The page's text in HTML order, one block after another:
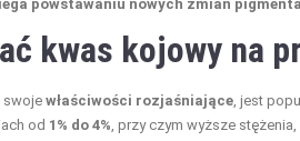
powstawaniu nowych zmian
kwas kojowy na
swojewłaściwości rozjaśniające , jest
od 1% do 4% , przy czym wyższe stężenia,